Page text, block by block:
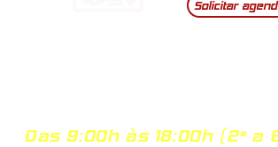
Solicitar
Das 9:00h às 18:00h (2ª a